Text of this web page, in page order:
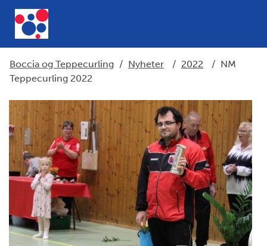
Boccia og Teppecurling / Nyheter / 2022 / NM
Teppecurling 2022